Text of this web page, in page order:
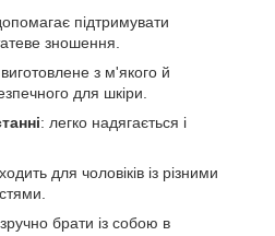
підтримувати
зношення.
з м'якого й
для шкіри.
: легко надягається і
для чоловіків із різними
брати із собою в